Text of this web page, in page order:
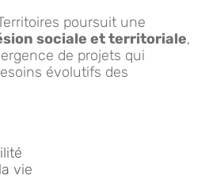
poursuit une
sociale et territoriale,
de projets qui
évolutifs des
vie